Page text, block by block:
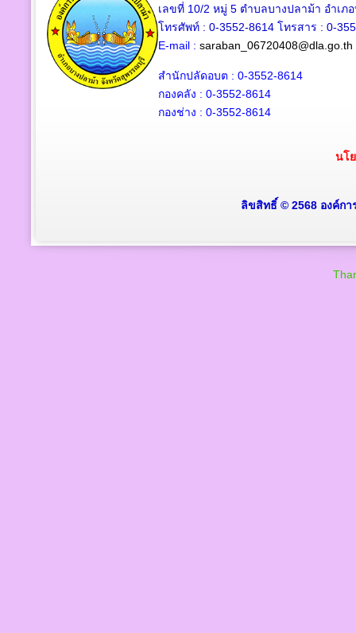
เลขที่ 10/2 หมู่ 5 ตำบลบางปลาม้า อำเ
โทรศัพท์ : 0-3552-8614 โทรสาร : 0-
E-mail : saraban_06720408@dla.go.th
สำนักปลัดอบต : 0-3552-8614
กองคลัง : 0-3552-8614
กองช่าง : 0-3552-8614
นโ
ลิขสิทธิ์ © 2568 องค์ก